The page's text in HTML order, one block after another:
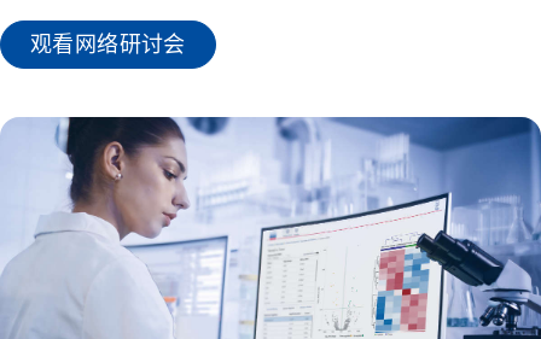
观看网络研讨会